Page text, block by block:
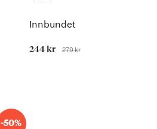
Innbundet
Tilbudspris
244 kr Før
279 kr
-50%